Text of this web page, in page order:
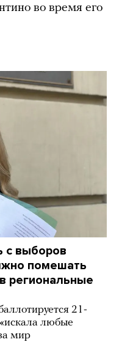
во время его
с выборов
помешать
региональные
21-
любые
мир